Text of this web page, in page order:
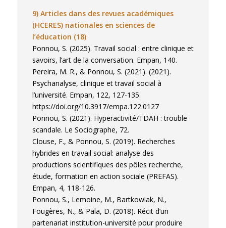
9) Articles dans des revues académiques
(HCERES) nationales en sciences de
l’éducation (18)
Ponnou, S. (2025). Travail social : entre clinique et
savoirs, l’art de la conversation. Empan, 140.
Pereira, M. R., & Ponnou, S. (2021). (2021).
Psychanalyse, clinique et travail social à
l’université. Empan, 122, 127-135.
https://doi.org/10.3917/empa.122.0127
Ponnou, S. (2021). Hyperactivité/TDAH : trouble
scandale. Le Sociographe, 72.
Clouse, F., & Ponnou, S. (2019). Recherches
hybrides en travail social: analyse des
productions scientifiques des pôles recherche,
étude, formation en action sociale (PREFAS).
Empan, 4, 118-126.
Ponnou, S., Lemoine, M., Bartkowiak, N.,
Fougères, N., & Pala, D. (2018). Récit d’un
partenariat institution-université pour produire